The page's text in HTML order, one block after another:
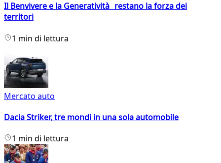
Il Benvivere e la Generatività restano la forza dei
territori
1 min di lettura
Mercato auto
Dacia Striker, tre mondi in una sola automobile
1 min di lettura